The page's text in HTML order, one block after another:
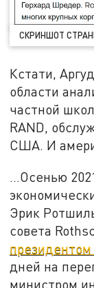
СКРИНШОТ
Кстати,
области
частной
RAND,
США. И
...Осенью
Эрик
совета
президентом
дней на
министром